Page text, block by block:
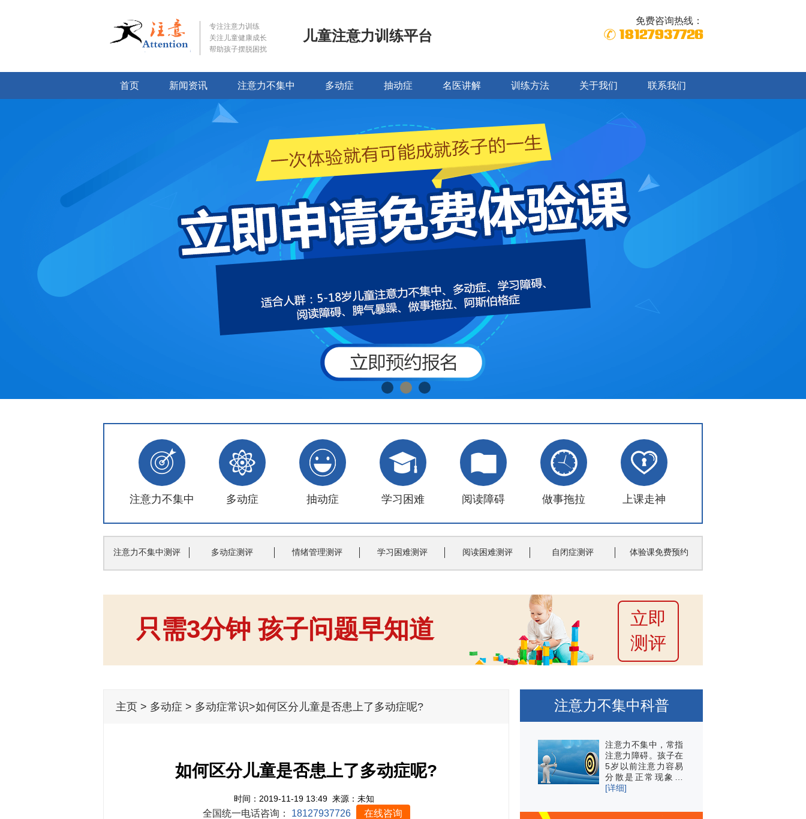
专注注意力训练
关注儿童健康成长
帮助孩子摆脱困扰
儿童注意力训练平台
免费咨询热线：
18127937726
首页 新闻资讯 注意力不集中 多动症 抽动症 名医讲解 训练方法 关于我们 联系我们
注意力不集中 多动症 抽动症 学习困难 阅读障碍 做事拖拉 上课走神
注意力不集中测评 多动症测评 情绪管理测评 学习困难测评 阅读困难测评 自闭症测评 体验课免费预约
只需3分钟 孩子问题早知道
立即
测评
主页 > 多动症 > 多动症常识>如何区分儿童是否患上了多动症呢?
如何区分儿童是否患上了多动症呢?
时间：2019-11-19 13:49 来源：未知
全国统一电话咨询： 18127937726 在线咨询
注意力不集中科普
注意力不集中，常指
注意力障碍。孩子在
5岁以前注意力容易
分散是正常现象…
[详细]